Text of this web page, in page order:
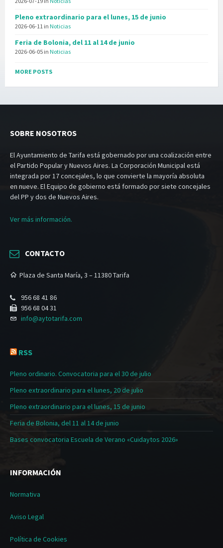
Pleno extraordinario para el lunes, 15 de junio
2026-06-11 in Noticias
Feria de Bolonia, del 11 al 14 de junio
2026-06-05 in Noticias
MORE POSTS
SOBRE NOSOTROS
El Ayuntamiento de Tarifa está gobernado por una coalización entre
el Partido Popular y Nuevos Aires. La Corporación Municipal está
integrada por 17 concejales, lo que convierte la mayoría absoluta
en nueve. El Equipo de gobierno está formado por siete concejales
del PP y dos de Nuevos Aires.
Ver más información.
CONTACTO
Plaza de Santa María, 3 – 11380 Tarifa
956 68 41 86
956 68 04 31
info@aytotarifa.com
RSS
Pleno ordinario. Convocatoria para el 30 de julio
Pleno extraordinario para el lunes, 20 de julio
Pleno extraordinario para el lunes, 15 de junio
Feria de Bolonia, del 11 al 14 de junio
Bases convocatoria Escuela de Verano «Cuidaytos 2026»
INFORMACIÓN
Normativa
Aviso Legal
Política de Cookies